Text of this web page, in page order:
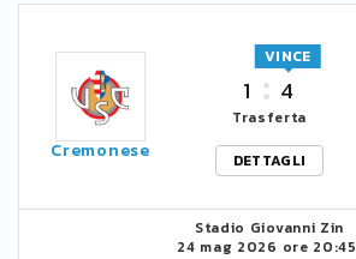
Cremonese
1 4
VINCE
Trasferta
DETTAGLI
Stadio Giovanni Zin
24 mag 2026 ore 20:45